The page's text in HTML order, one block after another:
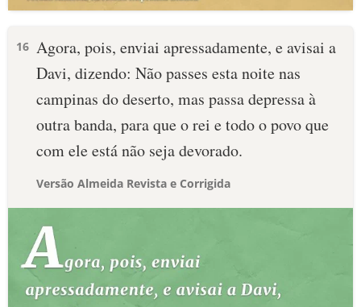
16 Agora, pois, enviai apressadamente, e avisai a
Davi, dizendo: Não passes esta noite nas
campinas do deserto, mas passa depressa à
outra banda, para que o rei e todo o povo que
com ele está não seja devorado.
Versão Almeida Revista e Corrigida